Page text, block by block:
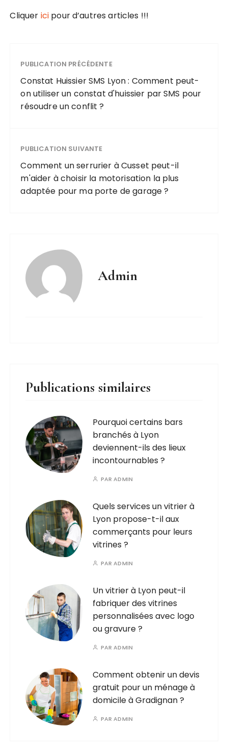
Cliquer ici pour d’autres articles !!!
PUBLICATION PRÉCÉDENTE
Constat Huissier SMS Lyon : Comment peut-
on utiliser un constat d'huissier par SMS pour
résoudre un conflit ?
PUBLICATION SUIVANTE
Comment un serrurier à Cusset peut-il
m'aider à choisir la motorisation la plus
adaptée pour ma porte de garage ?
Admin
Publications similaires
Pourquoi certains bars
branchés à Lyon
deviennent-ils des lieux
incontournables ?
PARADMIN
Quels services un vitrier à
Lyon propose-t-il aux
commerçants pour leurs
vitrines ?
PARADMIN
Un vitrier à Lyon peut-il
fabriquer des vitrines
personnalisées avec logo
ou gravure ?
PARADMIN
Comment obtenir un devis
gratuit pour un ménage à
domicile à Gradignan ?
PARADMIN